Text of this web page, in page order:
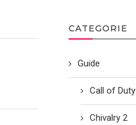
CATEGORIE
Guide
Call of Duty
Chivalry 2